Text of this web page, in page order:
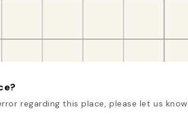
regarding this place, please let us know